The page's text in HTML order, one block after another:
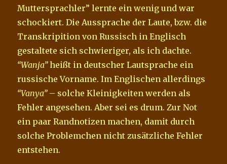
Muttersprachler” lernte ein wenig und war
schockiert. Die Aussprache der Laute, bzw. die
Transkripition von Russisch in Englisch
gestaltete sich schwieriger, als ich dachte.
“Wanja”heißt in deutscher Lautsprache ein
russische Vorname. Im Englischen allerdings
“Vanya”– solche Kleinigkeiten werden als
Fehler angesehen. Aber sei es drum. Zur Not
ein paar Randnotizen machen, damit durch
solche Problemchen nicht zusätzliche Fehler
entstehen.